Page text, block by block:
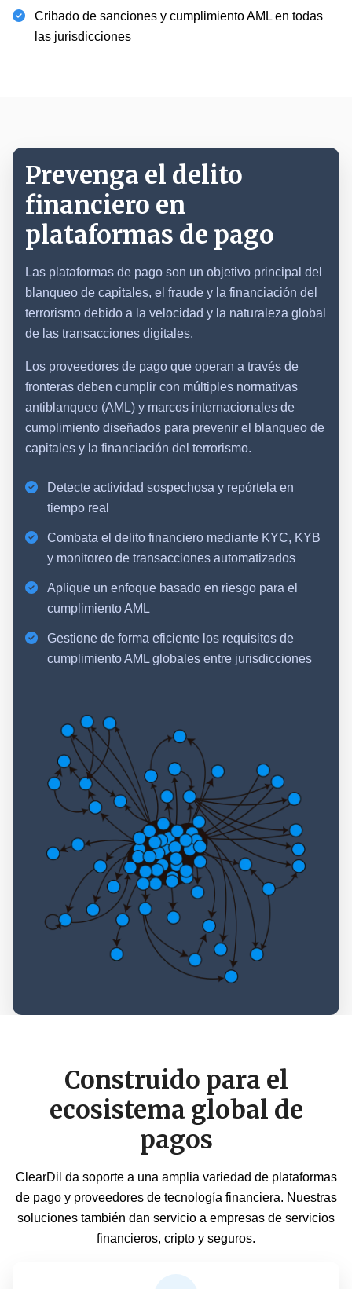
Cribado de sanciones y cumplimiento AML en todas
las jurisdicciones
Prevenga el delito
financiero en
plataformas de pago
Las plataformas de pago son un objetivo principal del
blanqueo de capitales, el fraude y la financiación del
terrorismo debido a la velocidad y la naturaleza global
de las transacciones digitales.
Los proveedores de pago que operan a través de
fronteras deben cumplir con múltiples normativas
antiblanqueo (AML) y marcos internacionales de
cumplimiento diseñados para prevenir el blanqueo de
capitales y la financiación del terrorismo.
Detecte actividad sospechosa y repórtela en
tiempo real
Combata el delito financiero mediante KYC, KYB
y monitoreo de transacciones automatizados
Aplique un enfoque basado en riesgo para el
cumplimiento AML
Gestione de forma eficiente los requisitos de
cumplimiento AML globales entre jurisdicciones
Construido para el
ecosistema global de
pagos
ClearDil da soporte a una amplia variedad de plataformas
de pago y proveedores de tecnología financiera. Nuestras
soluciones también dan servicio a empresas de servicios
financieros, cripto y seguros.